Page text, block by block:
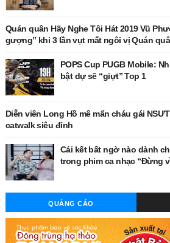
Quán quân Hãy Nghe Tôi Hát 2019 Vũ
gượng” khi 3 lần vụt mất ngôi vị Quán
POPS Cup PUGB Mobile:
bật dự sẽ “giựt” Top 1
Diễn viên Long Hồ mê mẩn cháu gái
catwalk siêu đỉnh
Cái kết bất ngờ nào dành
trong phim ca nhạc “Đừng
QUẢNG CÁO